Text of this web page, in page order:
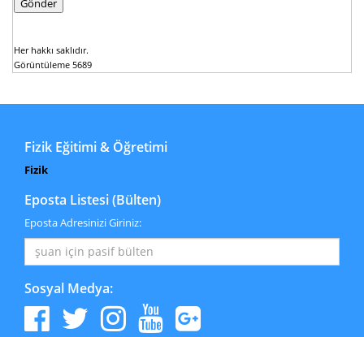
Her hakkı saklıdır.
Görüntüleme 5689
Fizik Eğitimi & Öğretimi
Fizik
Eposta Listesi (Bülten)
Eposta Adresinizi Giriniz:
Sosyal Medya: